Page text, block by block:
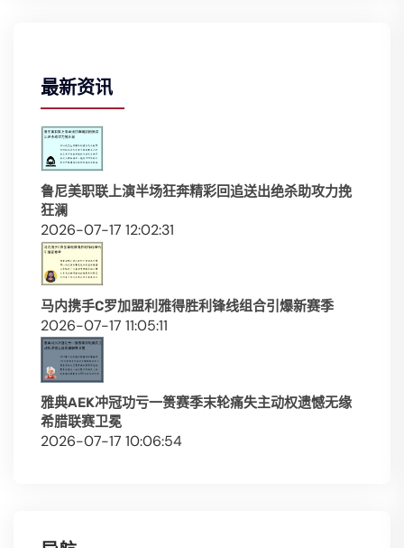
最新资讯
鲁尼美职联上演半场狂奔精彩回追送出绝杀助攻力挽
狂澜
2026-07-17 12:02:31
马内携手C罗加盟利雅得胜利锋线组合引爆新赛季
2026-07-17 11:05:11
雅典AEK冲冠功亏一篑赛季末轮痛失主动权遗憾无缘
希腊联赛卫冕
2026-07-17 10:06:54